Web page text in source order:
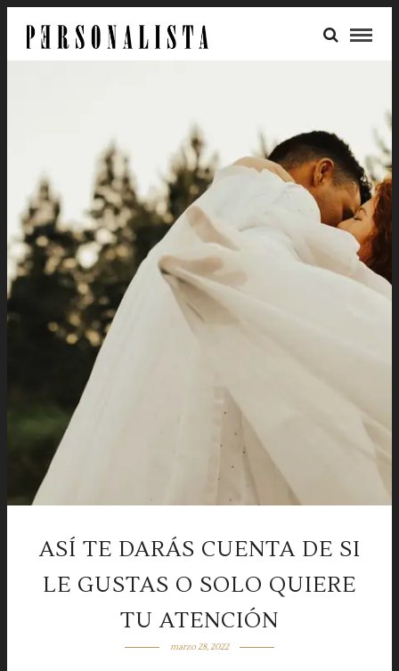
ASÍ TE DARÁS CUENTA DE SI
LE GUSTAS O SOLO QUIERE
TU ATENCIÓN
marzo 28, 2022